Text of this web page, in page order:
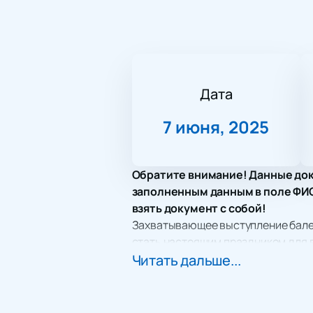
Дата
7 июня, 2025
Обратите внимание! Данные
заполненным данным в поле
взять документ с собой!
Захватывающее выступление
стать настоящим праздником для
акустикой и изысканной
Читать дальше...